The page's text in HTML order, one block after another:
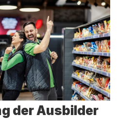
der Aus­bil­der